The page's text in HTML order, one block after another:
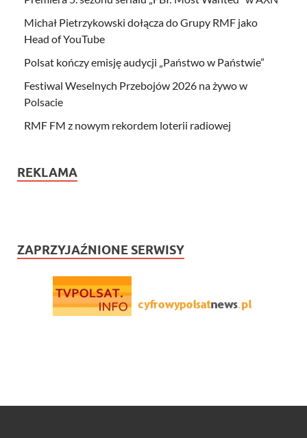
Michał Pietrzykowski dołącza do Grupy RMF jako
Head of YouTube
Polsat kończy emisję audycji „Państwo w Państwie”
Festiwal Weselnych Przebojów 2026 na żywo w
Polsacie
RMF FM z nowym rekordem loterii radiowej
REKLAMA
ZAPRZYJAŹNIONE SERWISY